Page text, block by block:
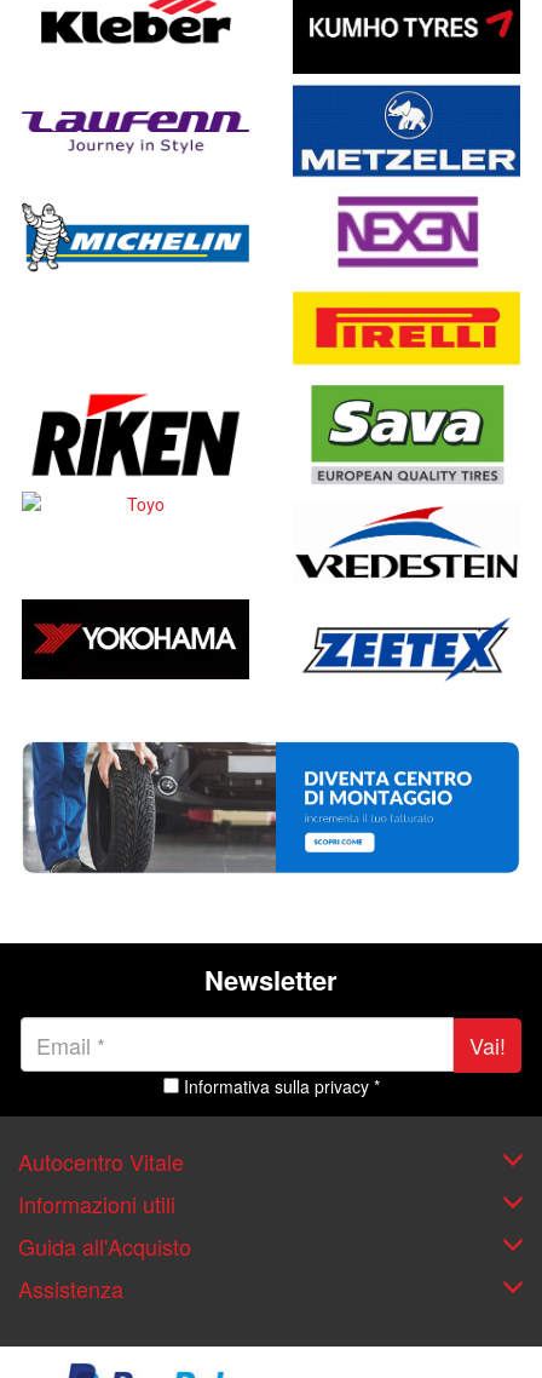
Newsletter
Vai!
Informativa sulla privacy *
Autocentro Vitale
Informazioni utili
Guida all'Acquisto
Assistenza